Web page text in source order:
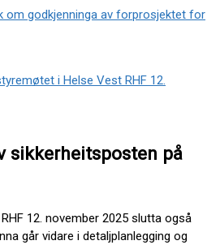
om godkjenninga av forprosjektet for
i Helse Vest RHF 12.
sikkerheitsposten på
12. november 2025 slutta også
går vidare i detaljplanlegging og